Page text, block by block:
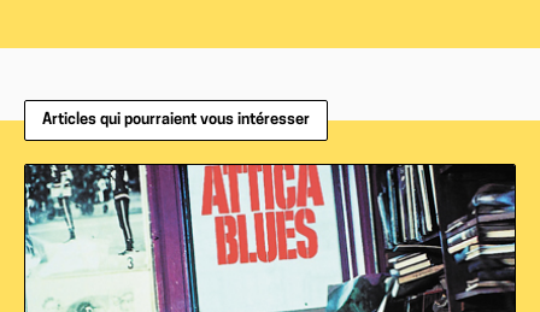
Articles qui pourraient vous intéresser